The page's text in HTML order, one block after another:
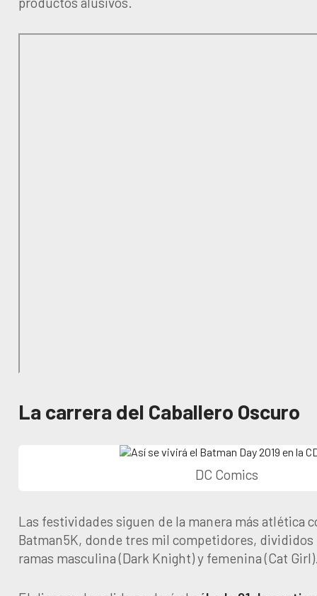
La carrera del Caballero Oscuro
DC Comics
Las festividades siguen de la manera más atlética
Batman5K, donde tres mil competidores, divididos
ramas masculina (Dark Knight) y femenina (Cat